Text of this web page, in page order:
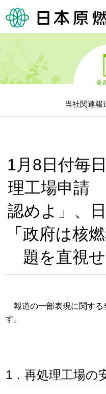
発
当社関連報
1月8日付毎
理工場申請
認めよ」、
「政府は核
題を直視
報道の一部表現に関する
す。
1．再処理工場の